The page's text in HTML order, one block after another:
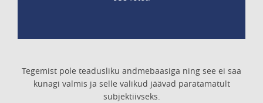
Tegemist pole teadusliku andmebaasiga ning see ei saa
kunagi valmis ja selle valikud jäävad paratamatult
subjektiivseks.